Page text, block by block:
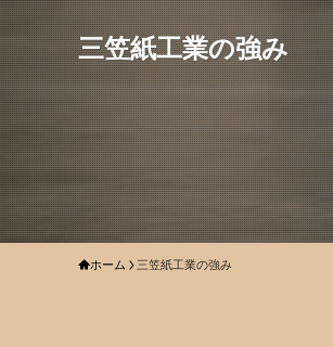
三笠紙工業の強み
ホーム 三笠紙工業の強み